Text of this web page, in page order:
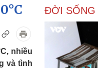
Doanh nghiệp
Thông tin doanh nghiệp
nhiều
và tình
ĐỜI SỐNG